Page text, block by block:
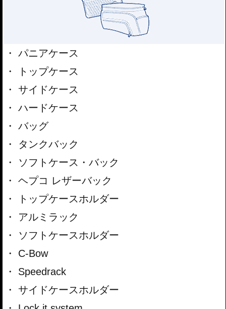
パニアケース
トップケース
サイドケース
ハードケース
バッグ
タンクバック
ソフトケース・バック
ヘプコ レザーバック
トップケースホルダー
アルミラック
ソフトケースホルダー
C-Bow
Speedrack
サイドケースホルダー